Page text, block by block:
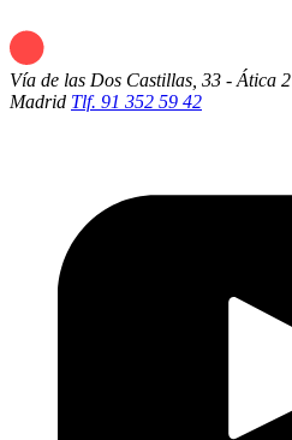
Vía de las Dos Castillas, 33 - Ática 2
Madrid Tlf. 91 352 59 42